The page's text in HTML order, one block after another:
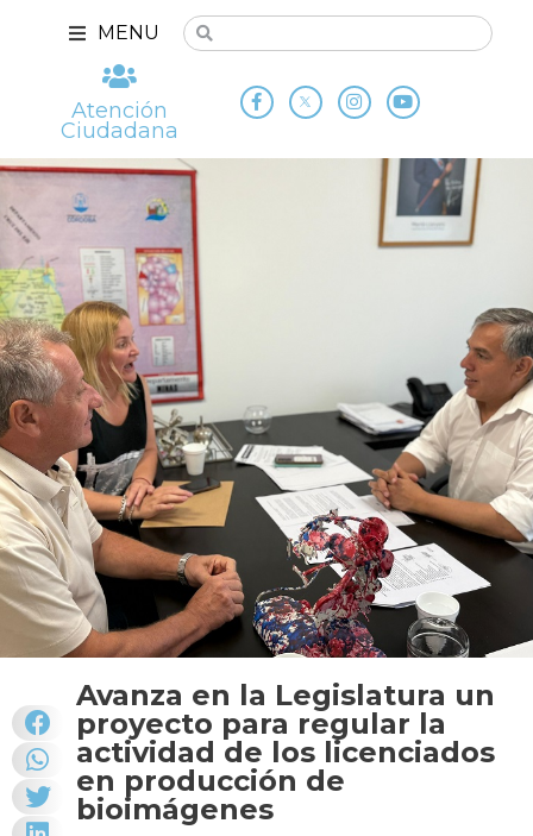
MENU
Atención
Ciudadana
Avanza en la Legislatura un
proyecto para regular la
actividad de los licenciados
en producción de
bioimágenes